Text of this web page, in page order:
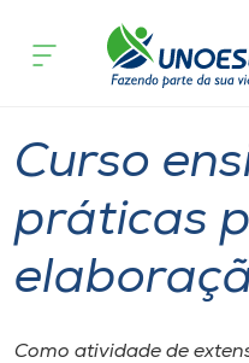
Cursos
Pesquisa
Atendimento ao
Portal de Ensino
acontece
Curso
práticas
Como atividade de